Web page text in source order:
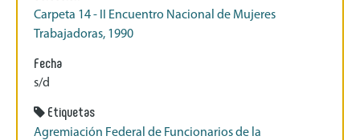
Carpeta 14 - II Encuentro Nacional de Mujeres
Trabajadoras, 1990
Fecha
s/d
Etiquetas
Agremiación Federal de Funcionarios de la